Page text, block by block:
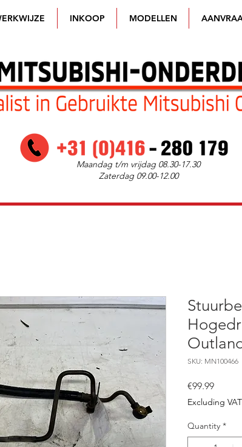
INKOOP MODELLEN
Maandag t/m vrijdag 08.30-17.30
Zaterdag 09.00-12.00
SKU: MN100466
€99.99Price
Excluding VAT
Quantity *